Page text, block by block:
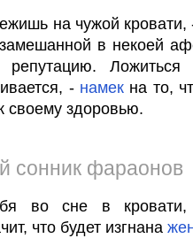
на чужой кровати,
в некоей
Ложиться
- намек на то,
своему здоровью.
сонник фараонов
во сне в кровати,
что будет изгнана